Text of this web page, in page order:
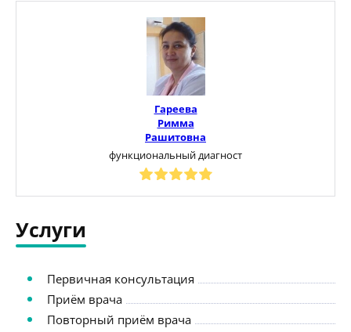
Гареева
Римма
Рашитовна
функциональный диагност
Услуги
Первичная консультация
Приём врача
Повторный приём врача